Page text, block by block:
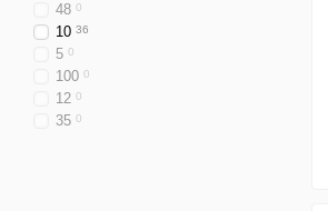
48 0
10 36
5 0
100 0
12 0
35 0